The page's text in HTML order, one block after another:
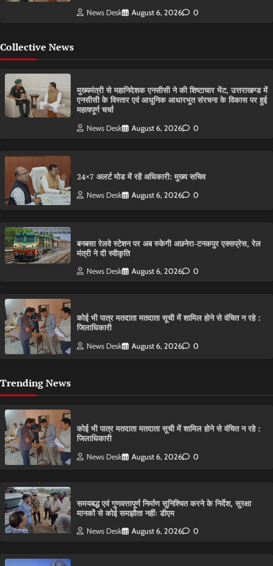
News Desk August 6, 2026 0
Collective News
मुख्यमंत्री से महानिदेशक एनसीसी ने की शिष्टाचार भेंट, उत्तराखण्ड में
एनसीसी के विस्तार एवं आधुनिक आधारभूत संरचना के विकास पर हुई
महत्वपूर्ण चर्चा
News Desk August 6, 2026 0
24×7 अलर्ट मोड में रहें अधिकारी: मुख्य सचिव
News Desk August 6, 2026 0
बनबसा रेलवे स्टेशन पर अब रुकेगी अछनेरा-टनकपुर एक्सप्रेस, रेल
मंत्री ने दी स्वीकृति
News Desk August 6, 2026 0
कोई भी पात्र मतदाता मतदाता सूची में शामिल होने से वंचित न रहे :
जिलाधिकारी
News Desk August 6, 2026 0
Trending News
कोई भी पात्र मतदाता मतदाता सूची में शामिल होने से वंचित न रहे :
जिलाधिकारी
News Desk August 6, 2026 0
समयबद्ध एवं गुणवत्तापूर्ण निर्माण सुनिश्चित करने के निर्देश, सुरक्षा
मानकों से कोई समझौता नहींः डीएम
News Desk August 6, 2026 0